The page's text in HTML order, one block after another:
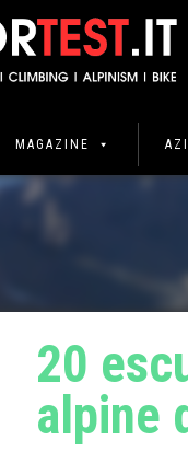
MAGAZINE
20
alpine